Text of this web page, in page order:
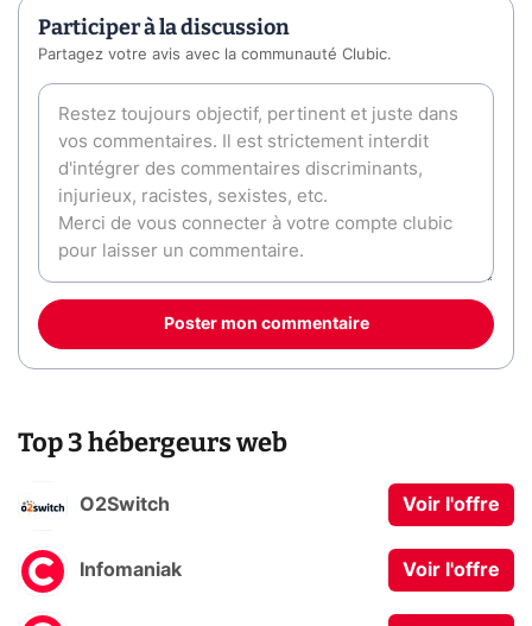
Participer à la discussion
Partagez votre avis avec la communauté Clubic.
Poster mon commentaire
Top 3 hébergeurs web
O2Switch Voir l'offre
Infomaniak Voir l'offre